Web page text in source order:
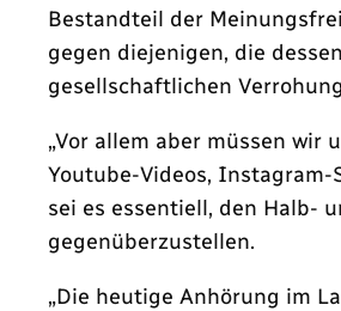
Bestandteil der
gegen diejenigen, die
gesellschaftlichen
„Vor allem aber müssen
Youtube-Videos,
sei es essentiell, den Halb-
gegenüberzustellen.
„Die heutige Anhörung im